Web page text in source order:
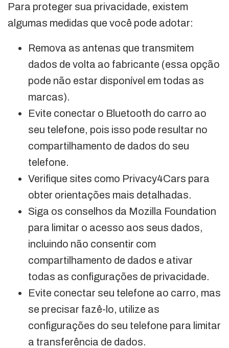
Para proteger sua privacidade, existem
algumas medidas que você pode adotar:
Remova as antenas que transmitem
dados de volta ao fabricante (essa opção
pode não estar disponível em todas as
marcas).
Evite conectar o Bluetooth do carro ao
seu telefone, pois isso pode resultar no
compartilhamento de dados do seu
telefone.
Verifique sites como Privacy4Cars para
obter orientações mais detalhadas.
Siga os conselhos da Mozilla Foundation
para limitar o acesso aos seus dados,
incluindo não consentir com
compartilhamento de dados e ativar
todas as configurações de privacidade.
Evite conectar seu telefone ao carro, mas
se precisar fazê-lo, utilize as
configurações do seu telefone para limitar
a transferência de dados.